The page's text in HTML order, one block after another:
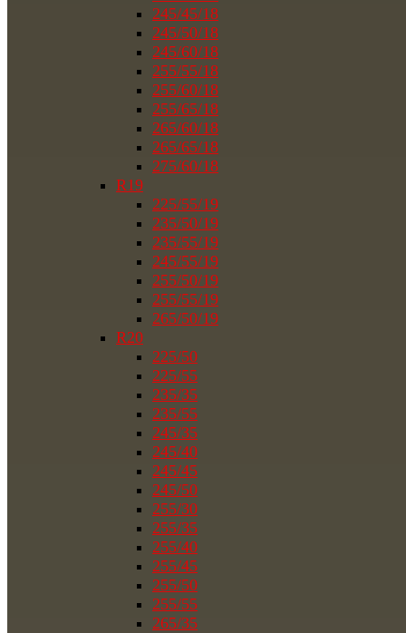
245/45/18
245/50/18
245/60/18
255/55/18
255/60/18
255/65/18
265/60/18
265/65/18
275/60/18
R19
225/55/19
235/50/19
235/55/19
245/55/19
255/50/19
255/55/19
265/50/19
R20
225/50
225/55
235/35
235/55
245/35
245/40
245/45
245/50
255/30
255/35
255/40
255/45
255/50
255/55
265/35